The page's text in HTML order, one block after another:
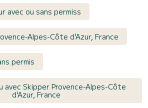
avec ou sans permiss
Alpes-Côte d'Azur, France
permis
avec Skipper Provence-Alpes-Côte
d'Azur, France